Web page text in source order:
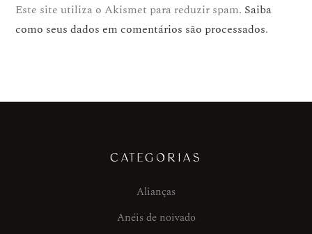
Este site utiliza o Akismet para reduzir spam. Saiba
como seus dados em comentários são processados.
CATEGORIAS
Alianças
Anéis de noivado